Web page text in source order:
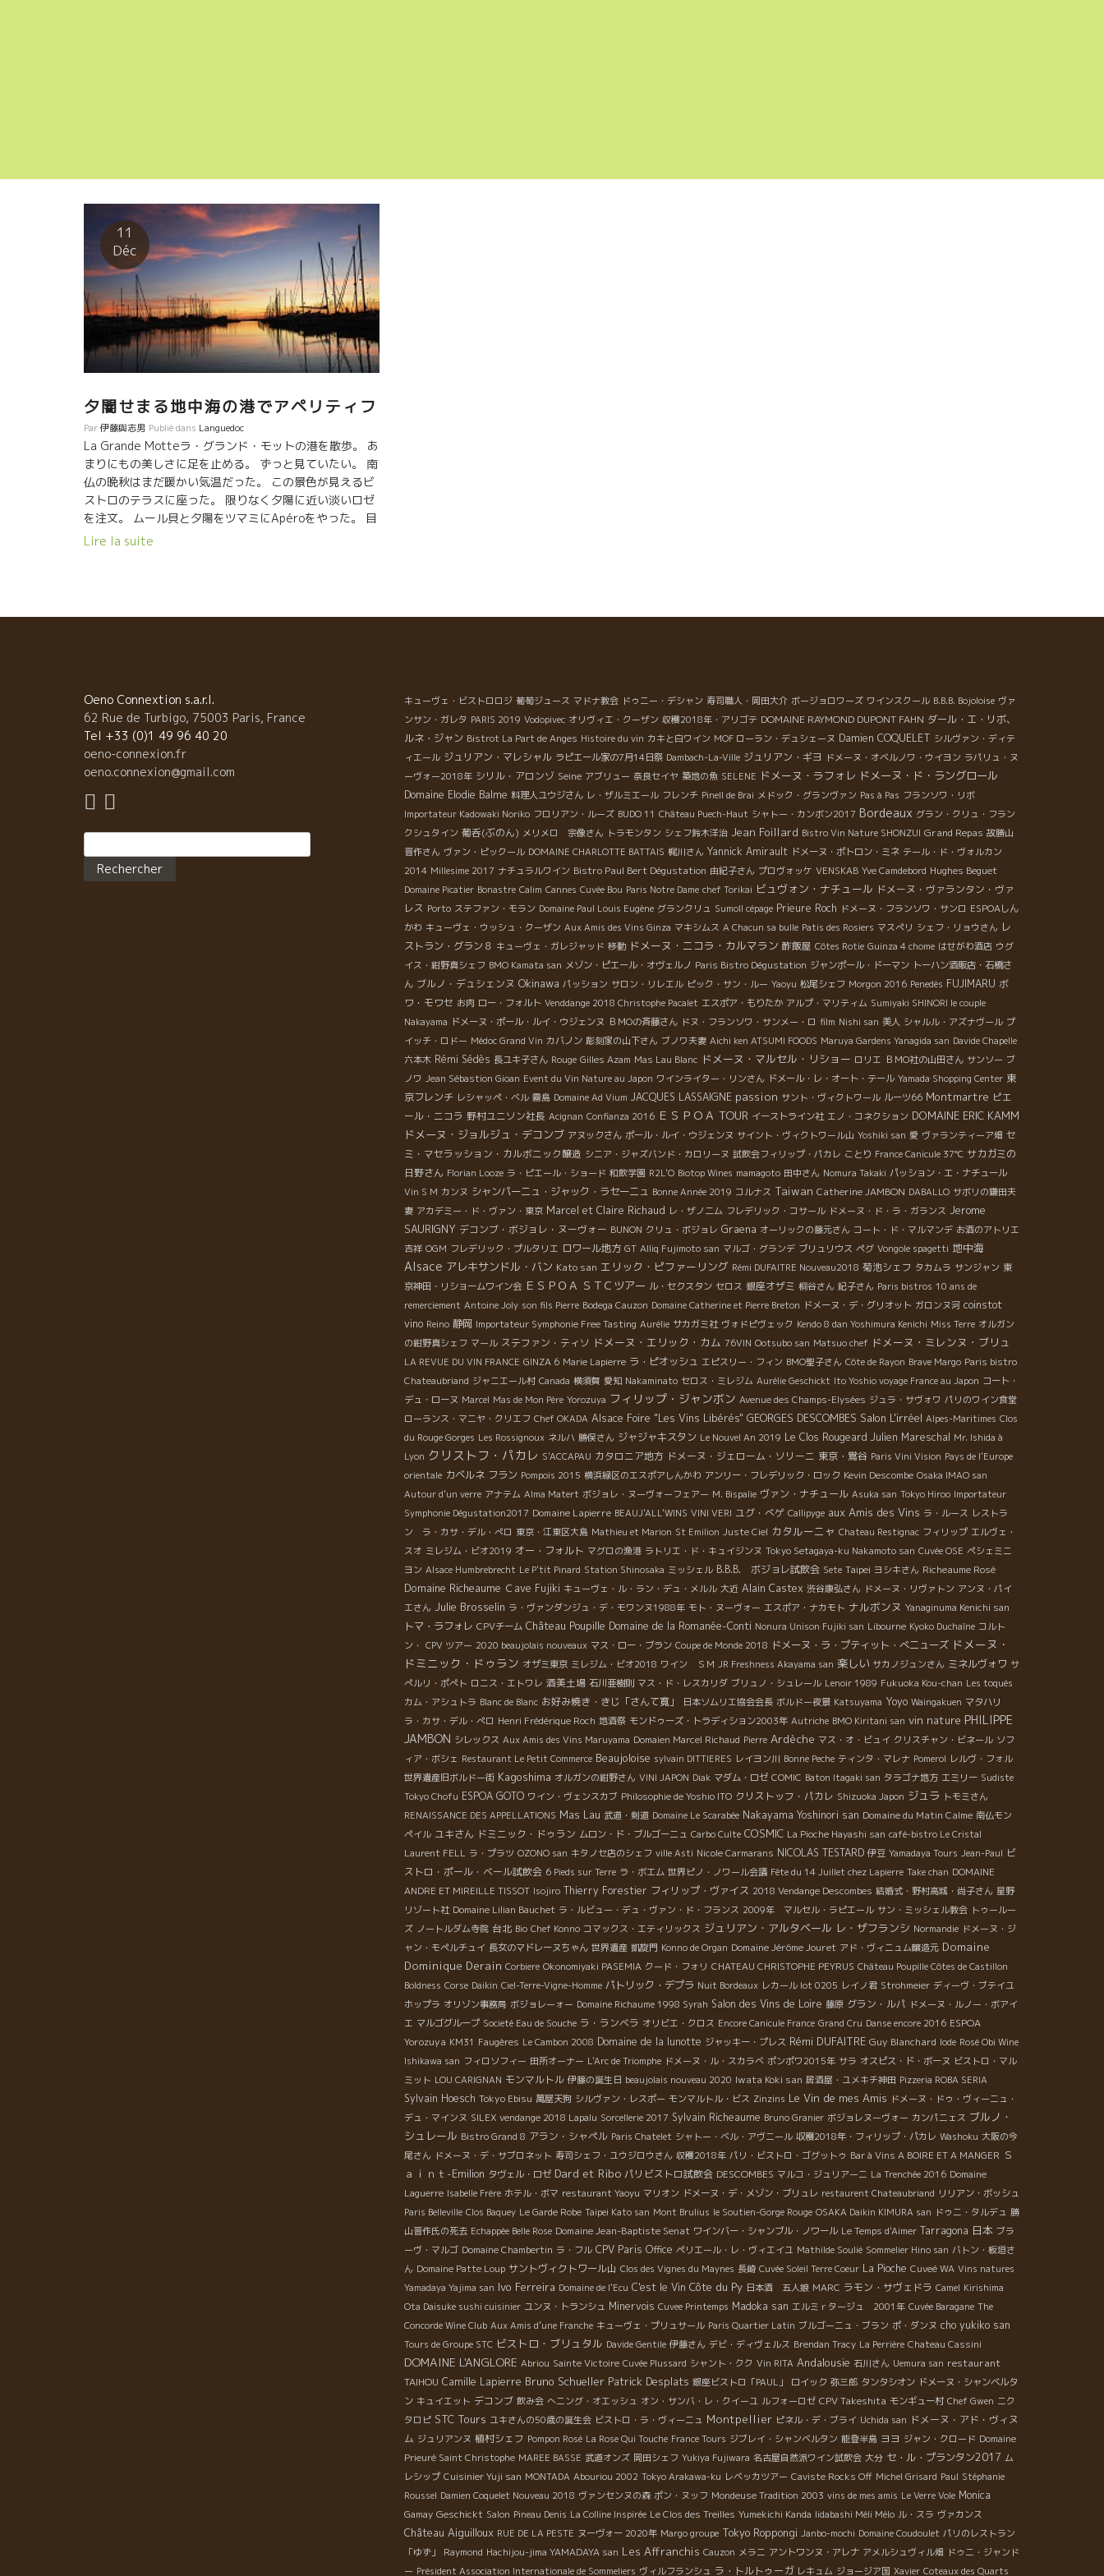
11
Déc
夕闇せまる地中海の港でアペリティフ
Par伊藤與志男 Publié dans Languedoc
La Grande Motteラ・グランド・モットの港を散歩。 あ
まりにもの美しさに足を止める。 ずっと見ていたい。 南
仏の晩秋はまだ暖かい気温だった。 この景色が見えるビ
ストロのテラスに座った。 限りなく夕陽に近い淡いロゼ
を注文。 ムール貝と夕陽をツマミにApéroをやった。 目
は夕焼けを離れなかった。 Wabi-Sabi。 日常の偶然に出
Lire la suite
Oeno Connextion s.a.r.l.
62 Rue de Turbigo, 75003 Paris, France
Tel +33 (0)1 49 96 40 20
oeno-connexion.fr
oeno.connexion@gmail.com
キューヴェ・ビストロロジ 葡萄ジュース マドナ教会 ドゥニー・デシャン 寿司職人・岡田大介 ボージョロワーズ ワインスクール B.B.B. Bojoloise ヴァ
ンサン・ガレタ PARIS 2019 Vodopivec オリヴィエ・クーザン 収穫2018年・アリゴテ DOMAINE RAYMOND DUPONT FAHN ダール・エ・リボ、
ルネ・ジャン Bistrot La Part de Anges Histoire du vin カキと白ワイン MOF ローラン・デュシェーヌ Damien COQUELET シルヴァン・ディテ
ィエール ジュリアン・マレシャル ラピエール家の7月14日祭 Dambach-La-Ville ジュリアン・ギヨ ドメーヌ・オベルノワ・ウイヨン ラパリュ・ヌ
ーヴォー2018年 シリル・アロンゾ Seine アブリュー 奈良セイヤ 築地の魚 SELENE ドメーヌ・ラフォレ ドメーヌ・ド・ラングロール
Domaine Elodie Balme 料理人ユウジさん レ・ザルミエール フレンチ Pinell de Brai メドック・グランヴァン Pas à Pas フランソワ・リボ
Importateur Kadowaki Noriko フロリアン・ルーズ BUDO 11 Château Puech-Haut シャトー・カンボン2017 Bordeaux グラン・クリュ・フラン
クシュタイン 葡呑(ぶのん) メリメロ 宗像さん トラモンタン シェフ鈴木洋治 Jean Foillard Bistro Vin Nature SHONZUI Grand Repas 故勝山
晋作さん ヴァン・ピックール DOMAINE CHARLOTTE BATTAIS 梶川さん Yannick Amirault ドメーヌ・ポトロン・ミネ テール・ド・ヴォルカン
2014 Millesime 2017 ナチュラルワイン Bistro Paul Bert Dégustation 由紀子さん プロヴォッケ VENSKAB Yve Camdebord Hughes Beguet
Domaine Picatier Bonastre Calim Cannes Cuvée Bou Paris Notre Dame chef Torikai ビュヴォン・ナチュール ドメーヌ・ヴァランタン・ヴァ
レス Porto ステファン・モラン Domaine Paul Louis Eugène グランクリュ Sumoll cépage Prieure Roch ドメーヌ・フランソワ・サンロ ESPOAしん
かわ キューヴェ・ウッシュ・クーザン Aux Amis des Vins Ginza マキシムス A Chacun sa bulle Patis des Rosiers マスぺリ シェフ・リョウさん レ
ストラン・グラン８ キューヴェ・ガレジャッド 移動 ドメーヌ・ニコラ・カルマラン 酢飯屋 Côtes Rotie Guinza 4 chome はせがわ酒店 ウグ
イス・紺野真シェフ BMO Kamata san メゾン・ピエール・オヴェルノ Paris Bistro Dégustation ジャンポール・ドーマン トーハン酒販店・石橋さ
ん ブルノ・デュシェンヌ Okinawa パッション サロン・リレエル ピック・サン・ルー Yaoyu 松尾シェフ Morgon 2016 Penedès FUJIMARU ボ
ワ・モワセ お肉 ロー・フォルト Venddange 2018 Christophe Pacalet エスポア・もりたか アルプ・マリティム Sumiyaki SHINORI le couple
Nakayama ドメーヌ・ポール・ルイ・ウジェンヌ ＢＭОの斉藤さん ドヌ・フランソワ・サンメー・ロ film Nishi san 美人 シャルル・アズナヴール プ
イッチ・ロドー Médoc Grand Vin カバノン 彫刻家の山下さん ブノワ夫妻 Aichi ken ATSUMI FOODS Maruya Gardens Yanagida san Davide Chapelle
六本木 Rémi Sédès 長ユキ子さん Rouge Gilles Azam Mas Lau Blanc ドメーヌ・マルセル・リショー ロリエ ＢＭО社の山田さん サンソー ブ
ノワ Jean Sébastion Gioan Event du Vin Nature au Japon ワインライター・リンさん ドメール・レ・オート・テール Yamada Shopping Center 東
京フレンチ レシャッペ・ベル 霧島 Domaine Ad Vium JACQUES LASSAIGNE passion サント・ヴィクトワール ルーツ66 Montmartre ピエ
ール・ニコラ 野村ユニソン社長 Acignan Confianza 2016 ＥＳＰＯＡ TOUR イーストライン社 エノ・コネクション DOMAINE ERIC KAMM
ドメーヌ・ジョルジュ・デコンブ アヌックさん ポール・ルイ・ウジェンヌ サイント・ヴィクトワール山 Yoshiki san 愛 ヴァランティーア畑 セ
ミ・マセラッション・カルボニック醸造 シニア・ジャズバンド・カロリーヌ 試飲会フィリップ・パカレ ことり France Canicule 37℃ サカガミの
日野さん Florian Looze ラ・ピエール・ショード 和飲学園 R2L'O Biotop Wines mamagoto 田中さん Nomura Takaki パッション・エ・ナチュール
Vin S M カンヌ シャンパーニュ・ジャック・ラセーニュ Bonne Année 2019 コルナス Taiwan Catherine JAMBON DABALLO サボリの鎌田夫
妻 アカデミー・ド・ヴァン・東京 Marcel et Claire Richaud レ・ザノ二ム フレデリック・コサール ドメーヌ・ド・ラ・ガランス Jerome
SAURIGNY デコンブ・ボジョレ・ヌーヴォー BUNON クリュ・ボジョレ Graena オーリックの藤元さん コート・ド・マルマンデ お酒のアトリエ
吉祥 OGM フレデリック・プルタリエ ロワール地方 GT Alliq Fujimoto san マルゴ・グランデ ブリュリウス ペグ Vongole spagetti 地中海
Alsace アレキサンドル・バン Kato san エリック・ピファーリング Rémi DUFAITRE Nouveau2018 菊池シェフ タカムラ サンジャン 東
京神田・リショームワイン会 ＥＳＰＯＡ ＳＴＣツアー ル・セクスタン セロス 銀座オザミ 桐谷さん 紀子さん Paris bistros 10 ans de
remerciement Antoine Joly son fils Pierre Bodega Cauzon Domaine Catherine et Pierre Breton ドメーヌ・デ・グリオット ガロンヌ河 coinstot
vino Reino 静岡 Importateur Symphonie Free Tasting Aurélie サカガミ社 ヴォドピヴェック Kendo 8 dan Yoshimura Kenichi Miss Terre オルガン
の紺野真シェフ マール ステファン・ティソ ドメーヌ・エリック・カム 76VIN Ootsubo san Matsuo chef ドメーヌ・ミレンヌ・ブリュ
LA REVUE DU VIN FRANCE GINZA 6 Marie Lapierre ラ・ピオッシュ エピスリー・フィン BMO聖子さん Côte de Rayon Brave Margo Paris bistro
Chateaubriand ジャニエール村 Canada 横須賀 愛知 Nakaminato セロス・ミレジム Aurélie Geschickt Ito Yoshio voyage France au Japon コート・
デュ・ローヌ Marcel Mas de Mon Père Yorozuya フィリップ・ジャンボン Avenue des Champs-Elysées ジュラ・サヴォワ パリのワイン食堂
ローランス・マニヤ・クリエフ Chef OKADA Alsace Foire "Les Vins Libérés" GEORGES DESCOMBES Salon L'irréel Alpes-Maritimes Clos
du Rouge Gorges Les Rossignoux ネルハ 勝俣さん ジャジャキスタン Le Nouvel An 2019 Le Clos Rougeard Julien Mareschal Mr. Ishida à
Lyon クリストフ・パカレ S'ACCAPAU カタロニア地方 ドメーヌ・ジェローム・ソリーニ 東京・鴬谷 Paris Vini Vision Pays de l'Europe
orientale カベルネ フラン Pompois 2015 横浜緑区のエスポアしんかわ アンリー・フレデリック・ロック Kevin Descombe Osaka IMAO san
Autour d'un verre アナテム Alma Matert ボジョレ・ヌーヴォーフェアー M. Bispalie ヴァン・ナチュール Asuka san Tokyo Hiroo Importateur
Symphonie Dégustation2017 Domaine Lapierre BEAUJ'ALL'WINS VINI VERI ユグ・べゲ Callipyge aux Amis des Vins ラ・ルース レストラ
ン ラ・カサ・デル・ぺロ 東京・江東区大島 Mathieu et Marion St Emilion Juste Ciel カタルーニャ Chateau Restignac フィリップ エルヴェ・
スオ ミレジム・ビオ2019 オー・フォルト マグロの漁港 ラトリエ・ド・キュイジンヌ Tokyo Setagaya-ku Nakamoto san Cuvée OSE ペシェミニ
ヨン Alsace Humbrebrecht Le P'tit Pinard Station Shinosaka ミッシェル B.B.B. ボジョレ試飲会 Sete Taipei ヨシキさん Richeaume Rosé
Domaine Richeaume Ｃave Fujiki キューヴェ・ル・ラン・デュ・メルル 大近 Alain Castex 渋谷康弘さん ドメーヌ・リヴァトン アンヌ・パイ
エさん Julie Brosselin ラ・ヴァンダンジュ・デ・モワンヌ1988年 モト・ヌーヴォー エスポア・ナカモト ナルボンヌ Yanaginuma Kenichi san
トマ・ラフォレ CPVチーム Château Poupille Domaine de la Romanée-Conti Nonura Unison Fujiki san Libourne Kyoko Duchaîne コルト
ン・ CPV ツアー 2020 beaujolais nouveaux マス・ロー・ブラン Coupe de Monde 2018 ドメーヌ・ラ・プティット・べニューズ ドメーヌ・
ドミニック・ドゥラン オザミ東京 ミレジム・ビオ2018 ワイン ＳＭ JR Freshness Akayama san 楽しい サカノジュンさん ミネルヴォワ サ
ぺルリ・ポぺト ロニス・エトワレ 酒美土場 石川亜樹則 マス・ド・レスカリダ ブリュノ・シュレール Lenoir 1989 Fukuoka Kou-chan Les toqués
カム・アシュトラ Blanc de Blanc お好み焼き・きじ「さんて寛」 日本ソムリエ協会会長 ボルドー夜景 Katsuyama Yoyo Waingakuen マタハリ
ラ・カサ・デル・ぺロ Henri Frédérique Roch 地酒祭 モンドゥーズ・トラディション2003年 Autriche BMO Kiritani san vin nature PHILIPPE
JAMBON シレックス Aux Amis des Vins Maruyama Domaien Marcel Richaud Pierre Ardèche マス・オ・ビュイ クリスチャン・ビネール ソフ
ィア・ボシェ Restaurant Le Petit Commerce Beaujoloise sylvain DITTIERES レイヨン川 Bonne Peche ティンタ・マレナ Pomerol レルヴ・フォル
世界遺産旧ボルドー街 Kagoshima オルガンの紺野さん VINI JAPON Diak マダム・ロゼ COMIC Baton Itagaki san タラゴナ地方 エミリー Sudiste
Tokyo Chofu ESPOA GOTO ワイン・ヴェンスカブ Philosophie de Yoshio ITO クリストッフ・パカレ Shizuoka Japon ジュラ トモミさん
RENAISSANCE DES APPELLATIONS Mas Lau 武道・剣道 Domaine Le Scarabée Nakayama Yoshinori san Domaine du Matin Calme 南仏モン
ペイル ユキさん ドミニック・ドゥラン ムロン・ド・ブルゴーニュ Carbo Culte COSMIC La Pioche Hayashi san café-bistro Le Cristal
Laurent FELL ラ・プラツ OZONO san キタノセ店のシェフ ville Asti Nicole Carmarans NICOLAS TESTARD 伊豆 Yamadaya Tours Jean-Paul ビ
ストロ・ポール・ベール試飲会 6 Pieds sur Terre ラ・ボエム 世界ピノ・ノワール会議 Fête du 14 Juillet chez Lapierre Take chan DOMAINE
ANDRE ET MIREILLE TISSOT Isojiro Thierry Forestier フィリップ・ヴァイス 2018 Vendange Descombes 結婚式・野村高城・尚子さん 星野
リゾート社 Domaine Lilian Bauchet ラ・ルビュー・デュ・ヴァン・ド・フランス 2009年 マルセル・ラピエール サン・ミッシェル教会 トゥールー
ズ ノートルダム寺院 台北 Bio Chef Konno コマックス・エティリックス ジュリアン・アルタベール レ・ザフランシ Normandie ドメーヌ・ジ
ャン・モペルチュイ 長女のマドレーヌちゃん 世界遺産 凱旋門 Konno de Organ Domaine Jérôme Jouret アド・ヴィニュム醸造元 Domaine
Dominique Derain Corbiere Okonomiyaki PASEMIA クード・フォリ CHATEAU CHRISTOPHE PEYRUS Château Poupille Côtes de Castillon
Boldness Corse Daikin Ciel-Terre-Vigne-Homme パトリック・デプラ Nuit Bordeaux レカール lot 0205 レイノ君 Strohmeier ディーヴ・ブテイユ
ホップラ オリゾン事務局 ボジョレーォー Domaine Richaume 1998 Syrah Salon des Vins de Loire 藤原 グラン・ルパ ドメーヌ・ルノー・ボアイ
エ マルゴグループ Societé Eau de Souche ラ・ランベラ オリビエ・クロス Encore Canicule France Grand Cru Danse encore 2016 ESPOA
Yorozuya KM31 Faugères Le Cambon 2008 Domaine de la lunotte ジャッキー・プレス Rémi DUFAITRE Guy Blanchard Iode Rosé Obi Wine
Ishikawa san フィロソフィー 田所オーナー L'Arc de Triomphe ドメーヌ・ル・スカラベ ポンポワ2015年 サラ オスピス・ド・ボーヌ ビストロ・マル
ミット LOU CARIGNAN モンマルトル 伊藤の誕生日 beaujolais nouveau 2020 Iwata Koki san 居酒屋・ユメキチ神田 Pizzeria ROBA SERIA
Sylvain Hoesch Tokyo Ebisu 萬屋天狗 シルヴァン・レスポー モンマルトル・ビス Zinzins Le Vin de mes Amis ドメーヌ・ドゥ・ヴィーニュ・
デュ・マインヌ SILEX vendange 2018 Lapalu Sorcellerie 2017 Sylvain Richeaume Bruno Granier ボジョレヌーヴォー カンパニェス ブルノ・
シュレール Bistro Grand 8 アラン・シャペル Paris Chatelet シャトー・ベル・アヴニール 収穫2018年・フィリップ・パカレ Washoku 大阪の今
尾さん ドメーヌ・デ・サブロネット 寿司シェフ・ユウジロウさん 収穫2018年 パリ・ビストロ・ゴグットゥ Bar à Vins A BOIRE ET A MANGER Ｓ
ａｉｎｔ-Emilion タヴェル・ロゼ Dard et Ribo パリビストロ試飲会 DESCOMBES マルコ・ジュリアーニ La Trenchée 2016 Domaine
Laguerre Isabelle Frère ホテル・ボマ restaurant Yaoyu マリオン ドメーヌ・デ・メゾン・ブリュレ restaurent Chateaubriand リリアン・ボッシュ
Paris Belleville Clos Baquey Le Garde Robe Taipei Kato san Mont Brulius le Soutien-Gorge Rouge OSAKA Daikin KIMURA san ドゥニ・タルデュ 勝
山晋作氏の死去 Echappée Belle Rose Domaine Jean-Baptiste Senat ワインバー・シャンブル・ノワール Le Temps d'Aimer Tarragona 日本 ブラ
ーヴ・マルゴ Domaine Chambertin ラ・フル CPV Paris Office ペリエール・レ・ヴィエイユ Mathilde Soulié Sommelier Hino san バトン・板垣さ
ん Domaine Patte Loup サントヴィクトワール山 Clos des Vignes du Maynes 長崎 Cuvée Soleil Terre Coeur La Pioche Cuveé WA Vins natures
Yamadaya Yajima san Ivo Ferreira Domaine de l'Ecu C'est le Vin Côte du Py 日本酒 五人娘 MARC ラモン・サヴェドラ Camel Kirishima
Ota Daisuke sushi cuisinier ユンヌ・トランシュ Minervois Cuvee Printemps Madoka san エルミｒタージュ 2001年 Cuvée Baragane The
Concorde Wine Club Aux Amis d’une Franche キューヴェ・プリュサール Paris Quartier Latin ブルゴーニュ・ブラン ポ・ダンヌ cho yukiko san
Tours de Groupe STC ビストロ・ブリュタル Davide Gentile 伊藤さん デビ・ディヴェルス Brendan Tracy La Perrière Chateau Cassini
DOMAINE L'ANGLORE Abriou Sainte Victoire Cuvée Plussard シャント・クク Vin RITA Andalousie 石川さん Uemura san restaurant
TAIHOU Camille Lapierre Bruno Schueller Patrick Desplats 銀座ビストロ「PAUL」 ロイック 弥三郎 タンタシオン ドメーヌ・シャンベルタ
ン キュイエット デコンブ 飲み会 へニング・オエッシュ オン・サンバ・レ・クイーユ ルフォーロゼ CPV Takeshita モンギュー村 Chef Gwen ニク
タロピ STC Tours ユキさんの50歳の誕生会 ビストロ・ラ・ヴィーニュ Montpellier ピネル・デ・ブライ Uchida san ドメーヌ・アド・ヴィヌ
ム ジュリアンヌ 植村シェフ Pompon Rosé La Rose Qui Touche France Tours ジブレイ・シャンベルタン 能登半島 ヨヨ ジャン・クロード Domaine
Prieuré Saint Christophe MAREE BASSE 武道オンズ 岡田シェフ Yukiya Fujiwara 名古屋自然派ワイン試飲会 大分 セ・ル・プランタン2017 ム
レシップ Cuisinier Yuji san MONTADA Abouriou 2002 Tokyo Arakawa-ku レベッカツアー Caviste Rocks Off Michel Grisard Paul Stéphanie
Roussel Damien Coquelet Nouveau 2018 ヴァンセンヌの森 ポン・ヌッフ Mondeuse Tradition 2003 vins de mes amis Le Verre Vole Monica
Gamay Geschickt Salon Pineau Denis La Colline Inspirée Le Clos des Treilles Yumekichi Kanda Iidabashi Méli Mélo ル・スラ ヴァカンス
Château Aiguilloux RUE DE LA PESTE ヌーヴォー 2020年 Margo groupe Tokyo Roppongi Janbo-mochi Domaine Coudoulet パリのレストラン
「ゆず」
Raymond Hachijou-jima YAMADAYA san Les Affranchis Cauzon メラニ アントワンヌ・アレナ アメルシュヴィル畑 ドゥニ・ジャンド
ー Président Association Internationale de Sommeliers ヴィルフランシュ ラ・トルトゥーガ レキュム ジョージア国 Xavier Coteaux des Quarts